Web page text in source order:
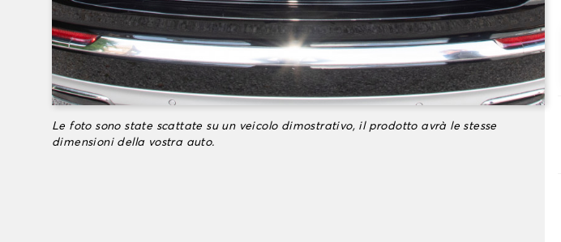
Le foto sono state scattate su un veicolo dimostrativo, il prodotto avrà le stesse
dimensioni della vostra auto.